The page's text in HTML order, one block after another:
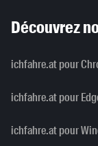
Découvrez
ichfahre.at pour
ichfahre.at pour
ichfahre.at pour